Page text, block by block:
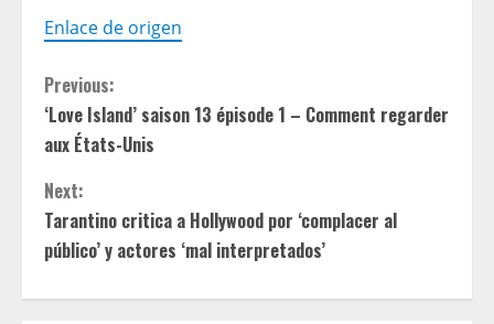
Enlace de origen
C
o
n
t
i
Previous:
‘Love Island’ saison 13 épisode 1 – Comment regarder
aux États-Unis
Next:
Tarantino critica a Hollywood por ‘complacer al
público’ y actores ‘mal interpretados’